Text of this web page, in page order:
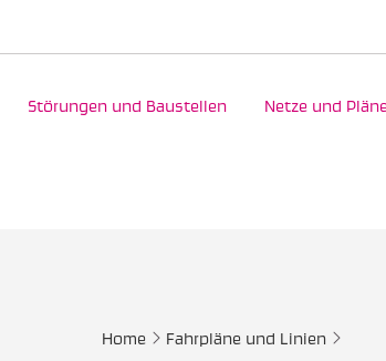
Störungen und Baustellen Netze und
Home Fahrpläne und Linien